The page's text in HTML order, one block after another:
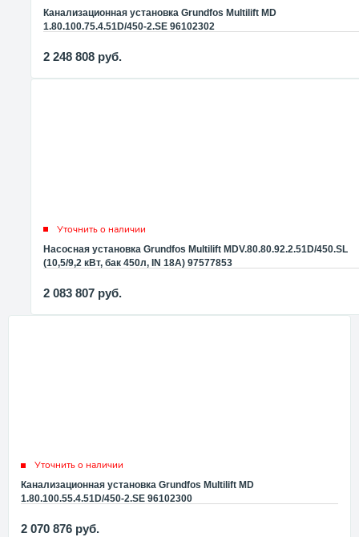
Канализационная установка Grundfos Multilift MD
1.80.100.75.4.51D/450-2.SE 96102302
2 248 808 руб.
Уточнить о наличии
Насосная установка Grundfos Multilift MDV.80.80.92.2.51D/450.SL
(10,5/9,2 кВт, бак 450л, IN 18А) 97577853
2 083 807 руб.
Уточнить о наличии
Канализационная установка Grundfos Multilift MD
1.80.100.55.4.51D/450-2.SE 96102300
2 070 876 руб.